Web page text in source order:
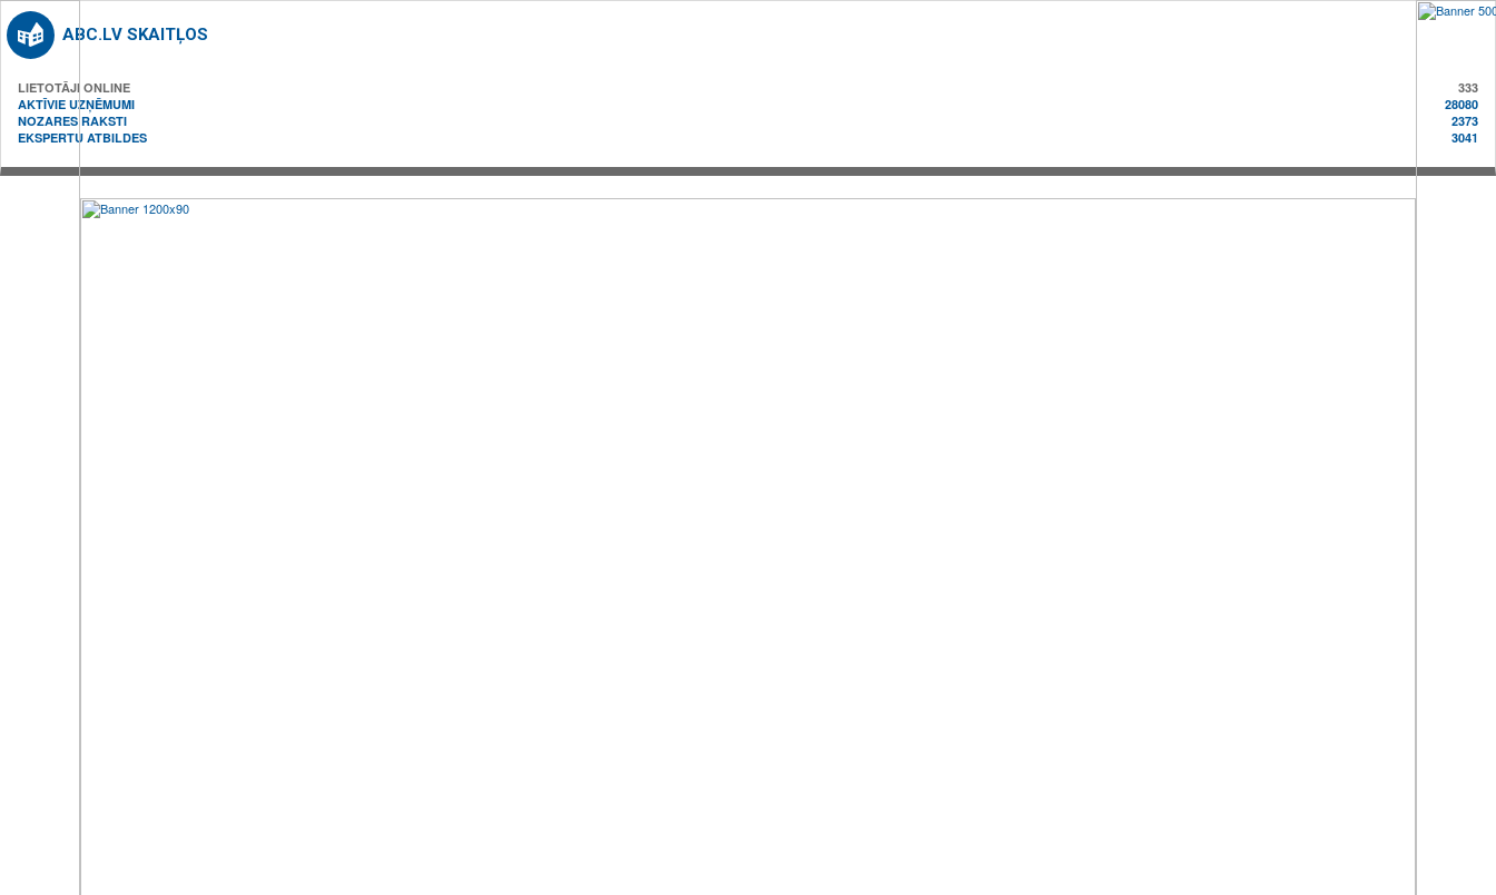
ABC.LV SKAITĻOS
LIETOTĀJI ONLINE
333
AKTĪVIE UZŅĒMUMI
28080
NOZARES RAKSTI
2373
EKSPERTU ATBILDES
3041